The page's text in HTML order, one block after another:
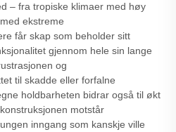
– fra tropiske klimaer med høy
ekstreme
får skap som beholder sitt
gjennom hele sin lange
og
til skadde eller forfalne
holdbarheten bidrar også til økt
motstår
inngang som kanskje ville